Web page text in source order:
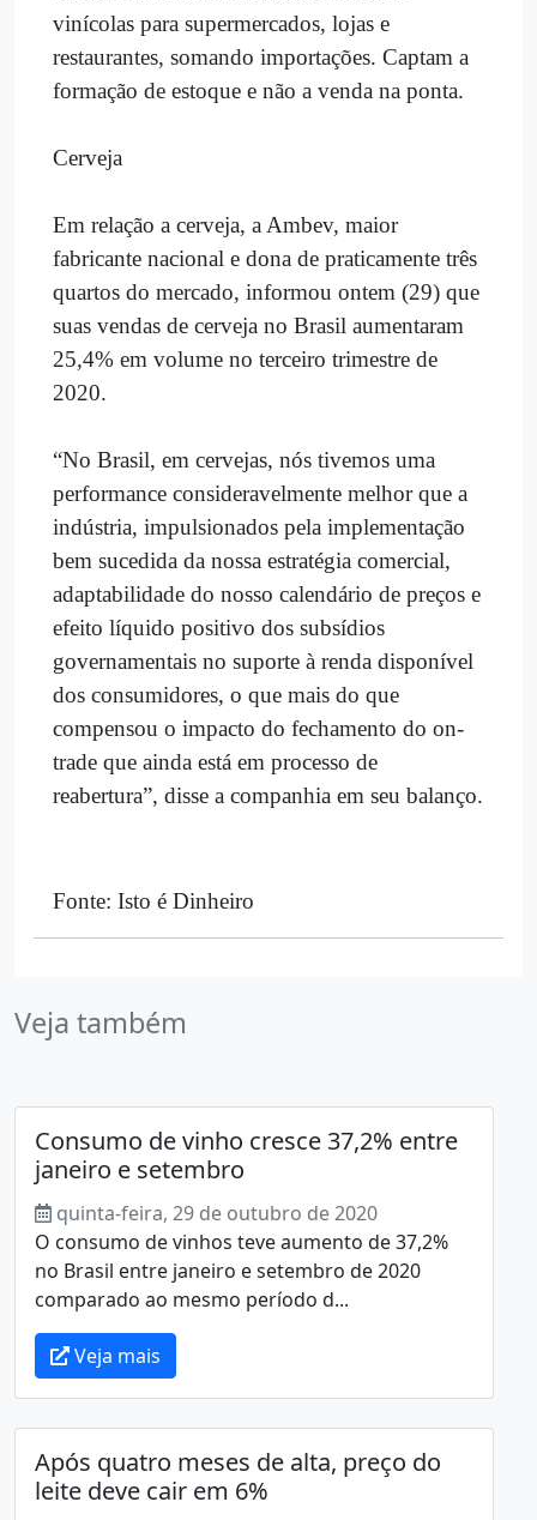
vinícolas para supermercados, lojas e
restaurantes, somando importações. Captam a
formação de estoque e não a venda na ponta.
Cerveja
Em relação a cerveja, a Ambev, maior
fabricante nacional e dona de praticamente três
quartos do mercado, informou ontem (29) que
suas vendas de cerveja no Brasil aumentaram
25,4% em volume no terceiro trimestre de
2020.
“No Brasil, em cervejas, nós tivemos uma
performance consideravelmente melhor que a
indústria, impulsionados pela implementação
bem sucedida da nossa estratégia comercial,
adaptabilidade do nosso calendário de preços e
efeito líquido positivo dos subsídios
governamentais no suporte à renda disponível
dos consumidores, o que mais do que
compensou o impacto do fechamento do on-
trade que ainda está em processo de
reabertura”, disse a companhia em seu balanço.
Fonte: Isto é Dinheiro
Veja também
Consumo de vinho cresce 37,2% entre
janeiro e setembro
quinta-feira, 29 de outubro de 2020
O consumo de vinhos teve aumento de 37,2%
no Brasil entre janeiro e setembro de 2020
comparado ao mesmo período d...
Veja mais
Após quatro meses de alta, preço do
leite deve cair em 6%